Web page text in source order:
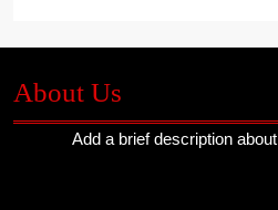
About Us
Add a brief description